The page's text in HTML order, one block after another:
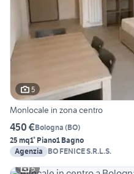
5
Monlocale in zona centro
450 €Bologna (BO)
25 mq1° Piano1 Bagno
Agenzia
BO FENICE S.R.L.S.
5